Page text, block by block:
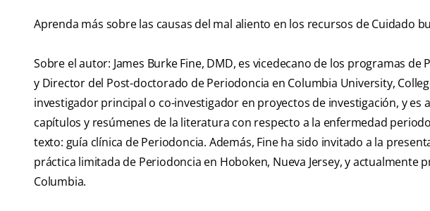
Aprenda más sobre las causas del mal aliento en los recursos de Cuidado
Sobre el autor: James Burke Fine, DMD, es vicedecano de los programas
y Director del Post-doctorado de Periodoncia en Columbia University,
investigador principal o co-investigador en proyectos de investigación, y
capítulos y resúmenes de la literatura con respecto a la enfermedad
texto: guía clínica de Periodoncia. Además, Fine ha sido invitado a la
práctica limitada de Periodoncia en Hoboken, Nueva Jersey, y actualmente
Columbia.